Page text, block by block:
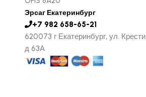
Эрсаг Екатеринбург
+7 982 658-65-21
620073 г Екатеринбург, ул.
д 63А